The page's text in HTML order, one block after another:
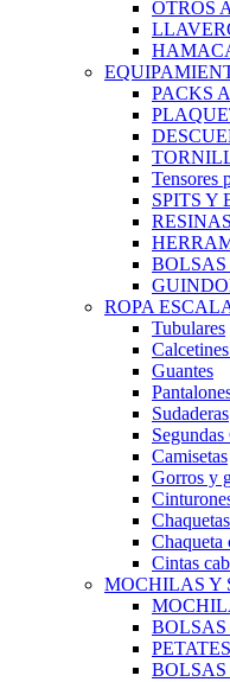
OTROS
PACKS
Tensores
SPITS Y
BOLSAS
ROPA
Tubulares
Guantes
Sudaderas
Segundas
Camisetas
Gorros y
Chaqueta
Cintas
MOCHILAS Y
PETATES